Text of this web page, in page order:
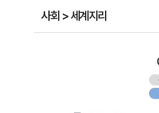
사회 > 세계지리